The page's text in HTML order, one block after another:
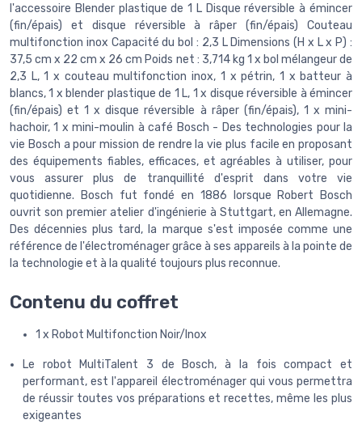
l'accessoire Blender plastique de 1 L Disque réversible à émincer
(fin/épais) et disque réversible à râper (fin/épais) Couteau
multifonction inox Capacité du bol : 2,3 L Dimensions (H x L x P) :
37,5 cm x 22 cm x 26 cm Poids net : 3,714 kg 1 x bol mélangeur de
2,3 L, 1 x couteau multifonction inox, 1 x pétrin, 1 x batteur à
blancs, 1 x blender plastique de 1 L, 1 x disque réversible à émincer
(fin/épais) et 1 x disque réversible à râper (fin/épais), 1 x mini-
hachoir, 1 x mini-moulin à café Bosch - Des technologies pour la
vie Bosch a pour mission de rendre la vie plus facile en proposant
des équipements fiables, efficaces, et agréables à utiliser, pour
vous assurer plus de tranquillité d'esprit dans votre vie
quotidienne. Bosch fut fondé en 1886 lorsque Robert Bosch
ouvrit son premier atelier d'ingénierie à Stuttgart, en Allemagne.
Des décennies plus tard, la marque s'est imposée comme une
référence de l'électroménager grâce à ses appareils à la pointe de
la technologie et à la qualité toujours plus reconnue.
Contenu du coffret
1 x Robot Multifonction Noir/Inox
Le robot MultiTalent 3 de Bosch, à la fois compact et
performant, est l'appareil électroménager qui vous permettra
de réussir toutes vos préparations et recettes, même les plus
exigeantes